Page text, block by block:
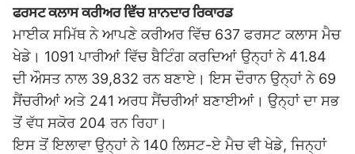
ਫਰਸਟ ਕਲਾਸ ਕਰੀਅਰ ਵਿੱਚ ਸ਼ਾਨਦਾਰ ਰਿਕਾਰਡ
ਮਾਈਕ ਸਮਿੱਥ ਨੇ ਆਪਣੇ ਕਰੀਅਰ ਵਿੱਚ 637 ਫਰਸਟ ਕਲਾਸ ਮੈਚ
ਖੇਡੇ। 1091 ਪਾਰੀਆਂ ਵਿੱਚ ਬੈਟਿੰਗ ਕਰਦਿਆਂ ਉਨ੍ਹਾਂ ਨੇ 41.84
ਦੀ ਔਸਤ ਨਾਲ 39,832 ਰਨ ਬਣਾਏ। ਇਸ ਦੌਰਾਨ ਉਨ੍ਹਾਂ ਨੇ 69
ਸੈਂਚਰੀਆਂ ਅਤੇ 241 ਅਰਧ ਸੈਂਚਰੀਆਂ ਬਣਾਈਆਂ। ਉਨ੍ਹਾਂ ਦਾ ਸਭ
ਤੋਂ ਵੱਧ ਸਕੋਰ 204 ਰਨ ਰਿਹਾ।
ਇਸ ਤੋਂ ਇਲਾਵਾ ਉਨ੍ਹਾਂ ਨੇ 140 ਲਿਸਟ-ਏ ਮੈਚ ਵੀ ਖੇਡੇ, ਜਿਨ੍ਹਾਂ